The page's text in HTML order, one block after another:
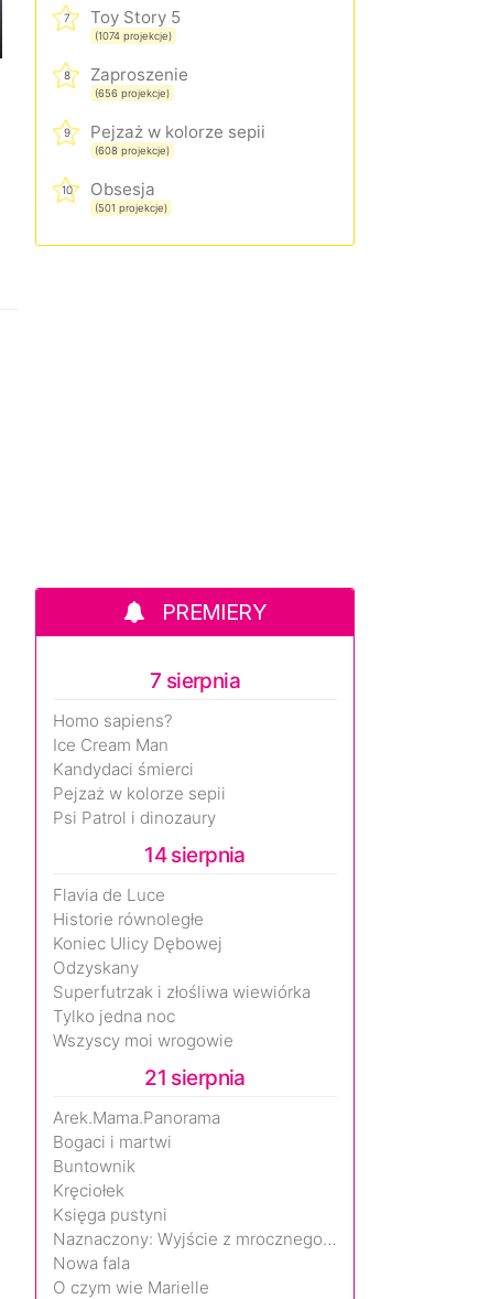
7 Toy Story 5
(1074 projekcje)
8 Zaproszenie
(656 projekcje)
9 Pejzaż w kolorze sepii
(608 projekcje)
10 Obsesja
(501 projekcje)
PREMIERY
7 sierpnia
Homo sapiens?
Ice Cream Man
Kandydaci śmierci
Pejzaż w kolorze sepii
Psi Patrol i dinozaury
14 sierpnia
Flavia de Luce
Historie równoległe
Koniec Ulicy Dębowej
Odzyskany
Superfutrzak i złośliwa wiewiórka
Tylko jedna noc
Wszyscy moi wrogowie
21 sierpnia
Arek.Mama.Panorama
Bogaci i martwi
Buntownik
Kręciołek
Księga pustyni
Naznaczony: Wyjście z mrocznego wymiaru
Nowa fala
O czym wie Marielle